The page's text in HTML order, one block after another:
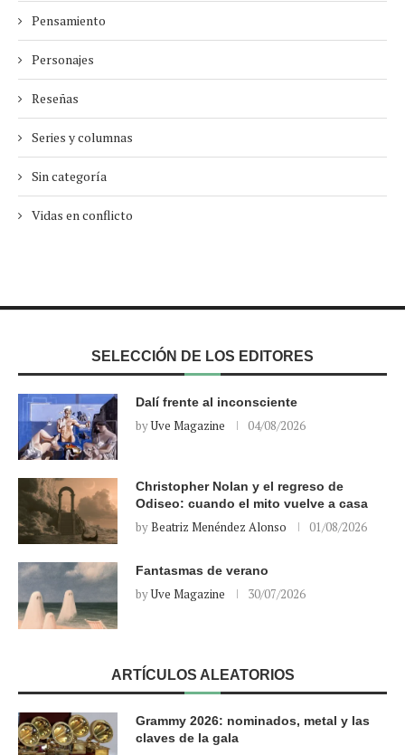
Pensamiento
Personajes
Reseñas
Series y columnas
Sin categoría
Vidas en conflicto
SELECCIÓN DE LOS EDITORES
Dalí frente al inconsciente
byUve Magazine 04/08/2026
Christopher Nolan y el regreso de
Odiseo: cuando el mito vuelve a casa
byBeatriz Menéndez Alonso 01/08/2026
Fantasmas de verano
byUve Magazine 30/07/2026
ARTÍCULOS ALEATORIOS
Grammy 2026: nominados, metal y las
claves de la gala